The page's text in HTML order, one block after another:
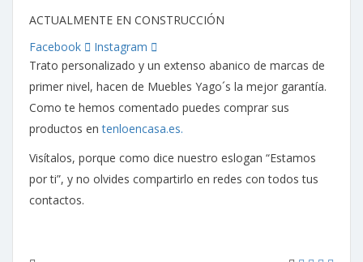
ACTUALMENTE EN CONSTRUCCIÓN
Facebook
Instagram
Trato personalizado y un extenso abanico de marcas de
primer nivel, hacen de Muebles Yago´s la mejor garantía.
Como te hemos comentado puedes comprar sus
productos entenloencasa.es.
Visítalos, porque como dice nuestro eslogan “Estamos
por ti”, y no olvides compartirlo en redes con todos tus
contactos.